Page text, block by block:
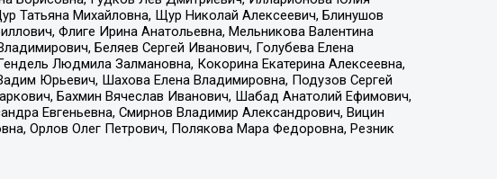
Татьяна Михайловна, Щур Николай Алексеевич, Блинушов
Флиге Ирина Анатольевна, Мельникова Валентина
Беляев Сергей Иванович, Голубева Елена
Людмила Залмановна, Кокорина Екатерина Алексеевна,
Юрьевич, Шахова Елена Владимировна, Подузов Сергей
Бахмин Вячеслав Иванович, Шабад Анатолий Ефимович,
Евгеньевна, Смирнов Владимир Александрович, Вицин
Орлов Олег Петрович, Полякова Мара Федоровна, Резник